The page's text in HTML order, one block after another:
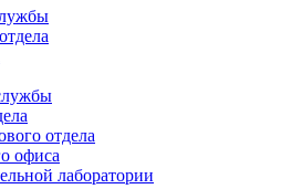
отдела
офиса
лаборатории